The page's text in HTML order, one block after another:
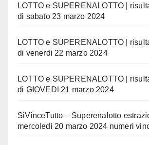
LOTTO e SUPERENALOTTO |
di sabato 23 marzo 2024
LOTTO e SUPERENALOTTO |
di venerdi 22 marzo 2024
LOTTO e SUPERENALOTTO |
di GIOVEDI 21 marzo 2024
SiVinceTutto – Superenalotto
mercoledi 20 marzo 2024 numeri